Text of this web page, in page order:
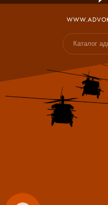
Каталог